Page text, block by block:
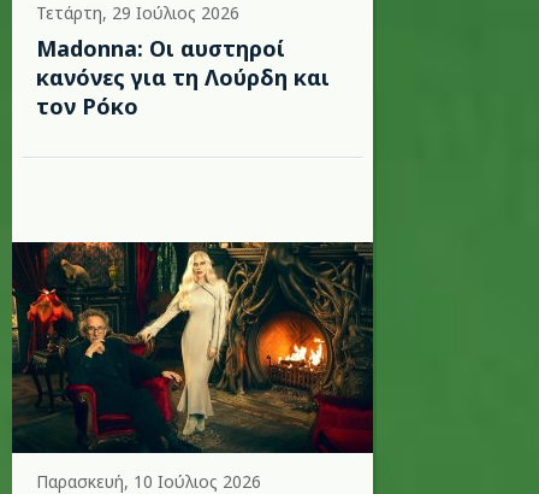
Τετάρτη, 29 Ιούλιος 2026
Madonna: Οι αυστηροί
κανόνες για τη Λούρδη και
τον Ρόκο
Παρασκευή, 10 Ιούλιος 2026